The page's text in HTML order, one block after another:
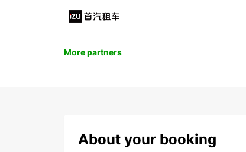
More partners
About your booking